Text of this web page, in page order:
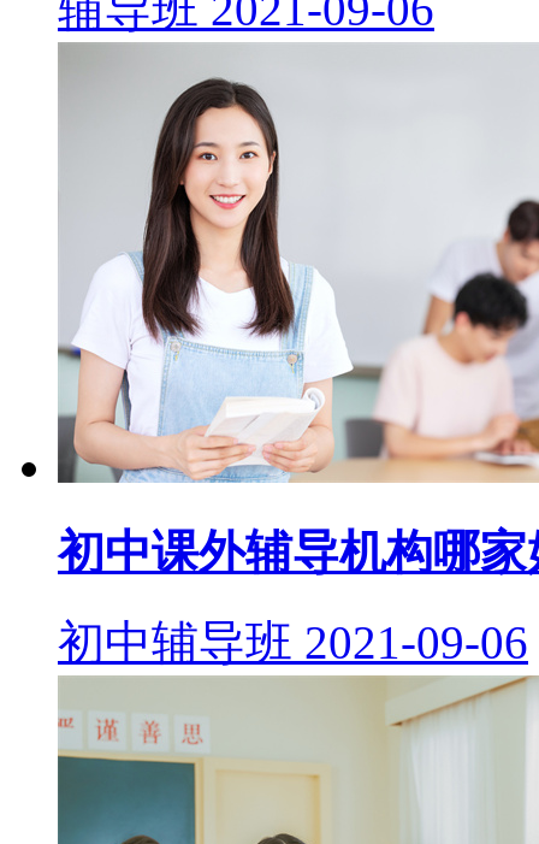
初中课外辅导机构哪家
初中辅导班 2021-09-06